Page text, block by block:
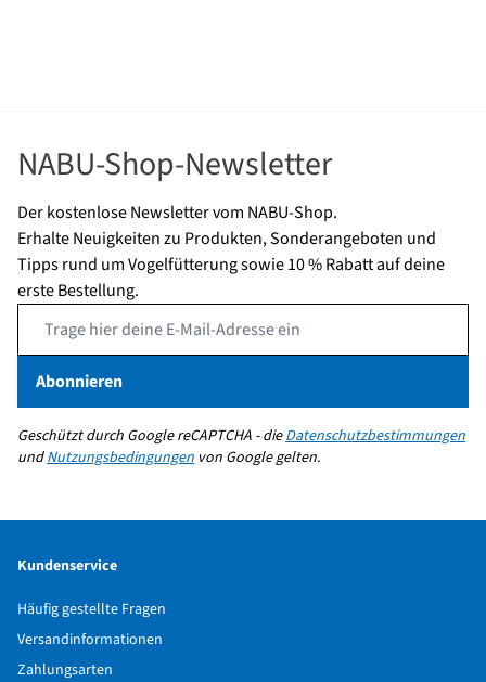
Tannenmeise,
Haubenmeise, Buntspecht,
Grünspecht, Haussperling,
Schwanzmeise,
Sumpfmeise, Kleiber, Star,
NABU-Shop-Newsletter
Der kostenlose Newsletter vom NABU-Shop.
Erhalte Neuigkeiten zu Produkten, Sonderangeboten und
Tipps rund um Vogelfütterung sowie 10 % Rabatt auf deine
erste Bestellung.
Abonnieren
Geschützt durch Google reCAPTCHA - dieDatenschutzbestimmungen
undNutzungsbedingungen von Google gelten.
Kundenservice
Häufig gestellte Fragen
Versandinformationen
Zahlungsarten